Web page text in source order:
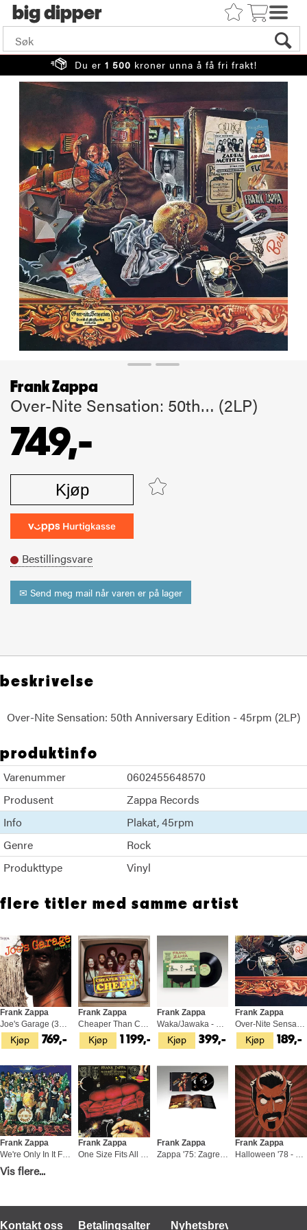
big
Du er 1 500 kroner unna å få fri frakt!
Frank Zappa
Over-Nite Sensation: 50th… (2LP)
749,-
Kjøp
Bestillingsvare
✉ Send meg mail når varen er på lager
beskrivelse
Over-Nite Sensation: 50th Anniversary Edition - 45rpm (2LP)
produktinfo
Varenummer
0602455648570
Produsent
Zappa Records
Info
Plakat 45rpm
Genre
Rock
Produkttype
Vinyl
flere titler med samme artist
Kjøp
Frank Zappa
Joe's Garage (3LP)
769,- Kjøp
Frank Zappa
Cheaper Than Cheap (3LP)
1 199,- Kjøp
Frank Zappa
Waka/Jawaka - 50th Anniversary (LP)
399,- Kjøp
Frank Zappa
Over-Nite Sensation (CD)
189,-
Kjøp
Frank Zappa
189,-
Frank Zappa
Frank Zappa
Frank Zappa
Vis flere...
Kontakt oss BetalingsalternativerNyhetsbrev